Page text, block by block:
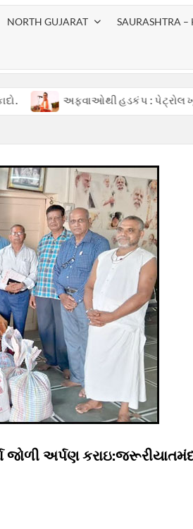
NORTH GUJARAT SAURASHTRA –
અફવાઓથી હડકંપ : પેટ્રોલ ખૂટ્યાની
જોળી અર્પણ